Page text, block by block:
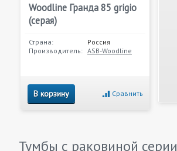
Woodline Гранда 85 grigio
(серая)
Страна:
Россия
Производитель: ASB-Woodline
В корзину Сравнить
Тумбы с раковиной серии